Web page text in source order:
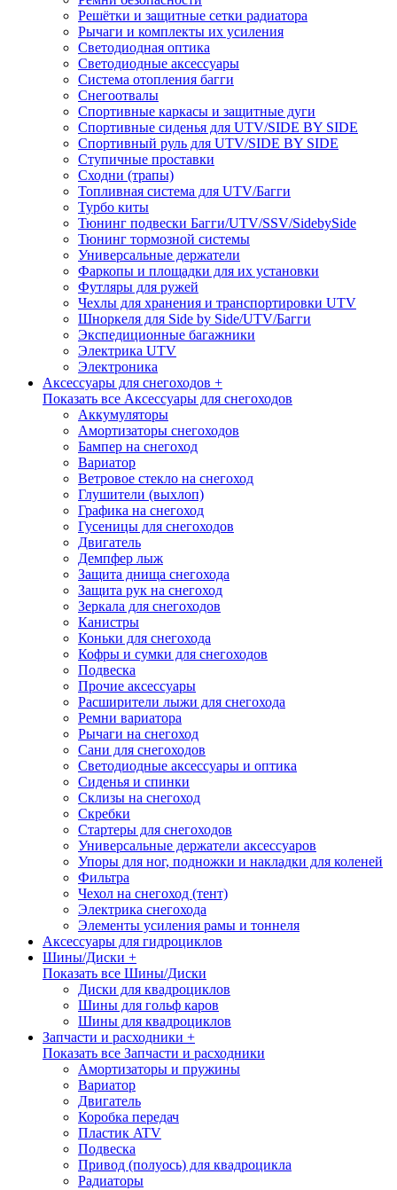
Решётки и защитные сетки радиатора
Рычаги и комплекты их усиления
Светодиодная оптика
Светодиодные аксессуары
Система отопления багги
Снегоотвалы
Спортивные каркасы и защитные дуги
Спортивные сиденья для UTV/SIDE BY SIDE
Спортивный руль для UTV/SIDE BY SIDE
Ступичные проставки
Сходни (трапы)
Топливная система для UTV/Багги
Турбо киты
Тюнинг подвески Багги/UTV/SSV/SidebySide
Тюнинг тормозной системы
Универсальные держатели
Фаркопы и площадки для их установки
Футляры для ружей
Чехлы для хранения и транспортировки UTV
Шноркеля для Side by Side/UTV/Багги
Экспедиционные багажники
Электрика UTV
Электроника
Аксессуары для снегоходов +
Показать все Аксессуары для снегоходов
Аккумуляторы
Амортизаторы снегоходов
Бампер на снегоход
Вариатор
Ветровое стекло на снегоход
Глушители (выхлоп)
Графика на снегоход
Гусеницы для снегоходов
Двигатель
Демпфер лыж
Защита днища снегохода
Защита рук на снегоход
Зеркала для снегоходов
Канистры
Коньки для снегохода
Кофры и сумки для снегоходов
Подвеска
Прочие аксессуары
Расширители лыжи для снегохода
Ремни вариатора
Рычаги на снегоход
Сани для снегоходов
Светодиодные аксессуары и оптика
Сиденья и спинки
Склизы на снегоход
Скребки
Стартеры для снегоходов
Универсальные держатели аксессуаров
Упоры для ног, подножки и накладки для коленей
Фильтра
Чехол на снегоход (тент)
Электрика снегохода
Элементы усиления рамы и тоннеля
Аксессуары для гидроциклов
Шины/Диски +
Показать все Шины/Диски
Диски для квадроциклов
Шины для гольф каров
Шины для квадроциклов
Запчасти и расходники +
Показать все Запчасти и расходники
Амортизаторы и пружины
Вариатор
Двигатель
Коробка передач
Пластик ATV
Подвеска
Привод (полуось) для квадроцикла
Радиаторы